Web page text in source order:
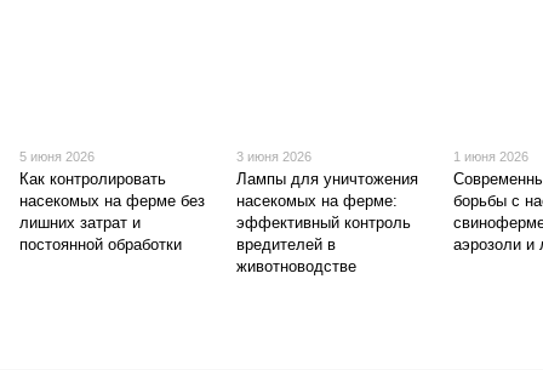
5 июня 2026
Как контролировать
насекомых на ферме без
лишних затрат и
постоянной обработки
3 июня 2026
Лампы для уничтожения
насекомых на ферме:
эффективный контроль
вредителей в
животноводстве
1 июня 2026
борьбы с
аэрозоли и